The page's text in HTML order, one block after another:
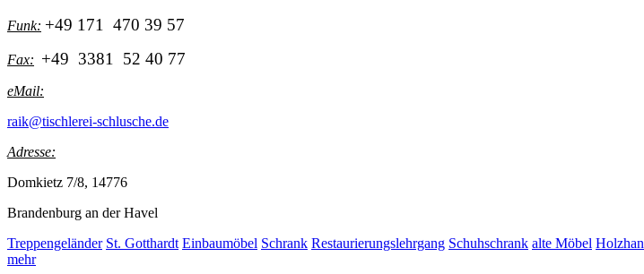
Funk: +49 171 470 39 57
Fax: +49 3381 52 40 77
eMail:
raik@tischlerei-schlusche.de
Adresse:
Domkietz 7/8, 14776
Brandenburg an der Havel
Treppengeländer St. Gotthardt Einbaumöbel Schrank Restaurierungslehrgang Schuhschrank alte Möbel
mehr